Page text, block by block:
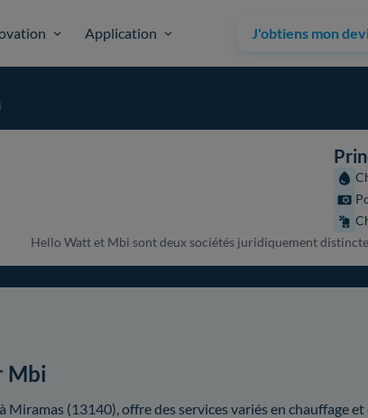
Application J'obtiens mon
Hello Watt et Mbi sont deux sociétés juridiquement
Mbi
Miramas (13140), offre des services variés en chauffage